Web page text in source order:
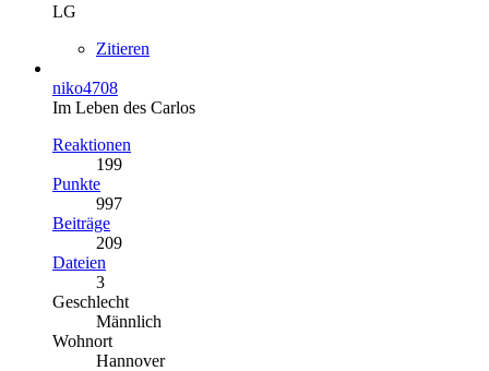
LG
Zitieren
niko4708
Im Leben des Carlos
Reaktionen
199
Punkte
997
Beiträge
209
Dateien
3
Geschlecht
Männlich
Wohnort
Hannover